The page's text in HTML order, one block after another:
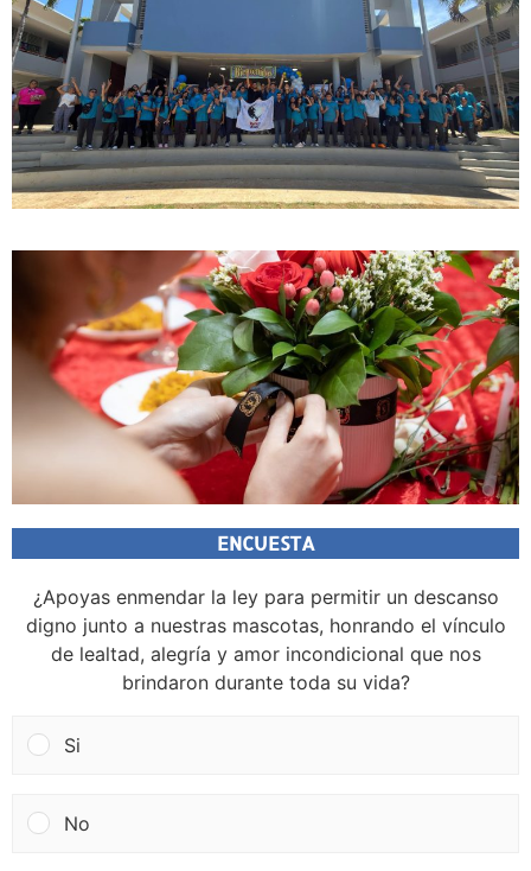
ENCUESTA
¿Apoyas enmendar la ley para permitir un descanso
digno junto a nuestras mascotas, honrando el vínculo
de lealtad, alegría y amor incondicional que nos
brindaron durante toda su vida?
Si
No